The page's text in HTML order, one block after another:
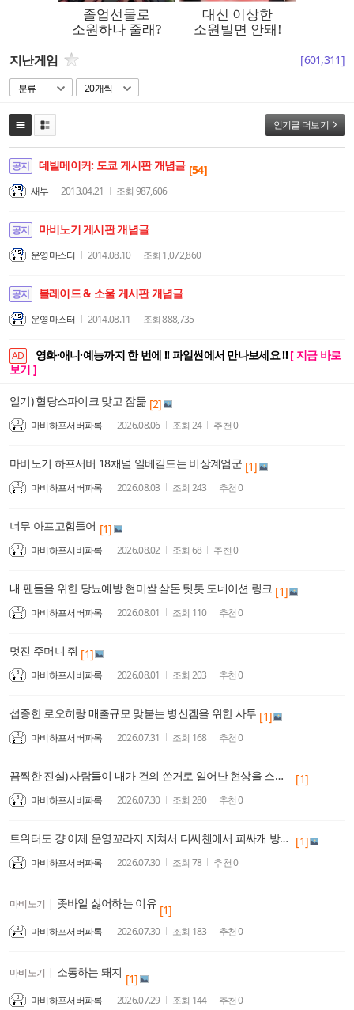
지난게임 [601,311]
분류 20개씩
인기글 더보기
공지 데빌메이커: 도쿄 게시판 개념글 [54]
새부 2013.04.21 조회 987,606
공지 마비노기 게시판 개념글
운영마스터 2014.08.10 조회 1,072,860
공지 블레이드 & 소울 게시판 개념글
운영마스터 2014.08.11 조회888,735
AD 영화·애니·예능까지 한 번에 !! 파일썬에서 만나보세요 !! [ 지금 바로
보기 ]
일기) 혈당스파이크 맞고 잠듦 [2]
마비하프서버파록 2026.08.06 조회 24 추천0
마비노기 하프서버 18채널 일베길드는 비상계엄군 [1]
마비하프서버파록 2026.08.03 조회 243 추천0
너무 아프고힘들어 [1]
마비하프서버파록 2026.08.02 조회 68 추천0
내 팬들을 위한 당뇨예방 현미쌀 살돈 팃톳 도네이션 링크 [1]
마비하프서버파록 2026.08.01 조회 110 추천0
멋진 주머니 쥐 [1]
마비하프서버파록 2026.08.01 조회 203 추천0
섭종한 로오히랑 매출규모 맞붙는 병신겜을 위한 사투 [1]
마비하프서버파록 2026.07.31 조회 168 추천0
끔찍한 진실) 사람들이 내가 건의 쓴거로 일어난 현상을 스킬추가 밸패 주기나 관리로 착각한다 [1]
마비하프서버파록 2026.07.30 조회 280 추천0
트위터도 걍 이제 운영꼬라지 지쳐서 디씨챈에서 피싸개 방역이라면서 억지 여자 배척 떡밥일으키는거 물지나 않으면 버틴다하네 [1]
마비하프서버파록 2026.07.30 조회 78 추천0
마비노기 | 좃바일 싫어하는 이유 [1]
마비하프서버파록 2026.07.30 조회 183 추천0
마비노기 | 소통하는 돼지 [1]
마비하프서버파록 2026.07.29 조회 144 추천0